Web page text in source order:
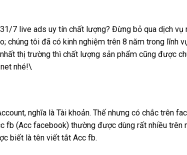
7 live ads uy tín chất lượng? Đừng bỏ qua dịch vụ
chúng tôi đã có kinh nghiệm trên 8 năm trong lĩnh
thị trường thì chất lượng sản phẩm cũng được
nhé!\
nghĩa là Tài khoản. Thế nhưng có chắc trên
fb (Acc facebook) thường được dùng rất nhiều
biết là tên viết tắt Acc fb.